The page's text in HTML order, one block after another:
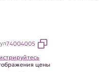
74004005
цены